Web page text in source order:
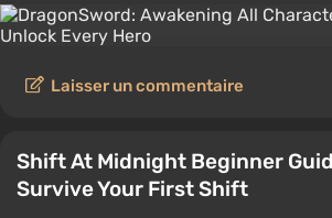
Laisser un commentaire
Shift At Midnight Beginner
Survive Your First Shift